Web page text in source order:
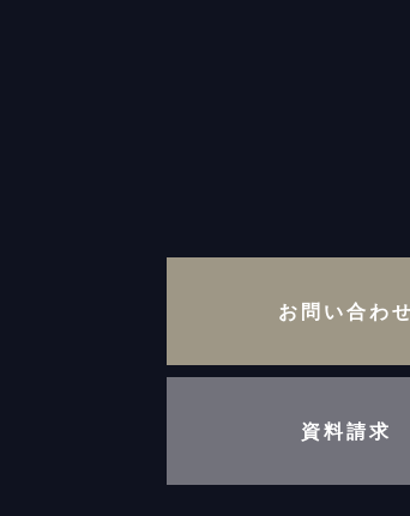
お問い合わせ
資料請求